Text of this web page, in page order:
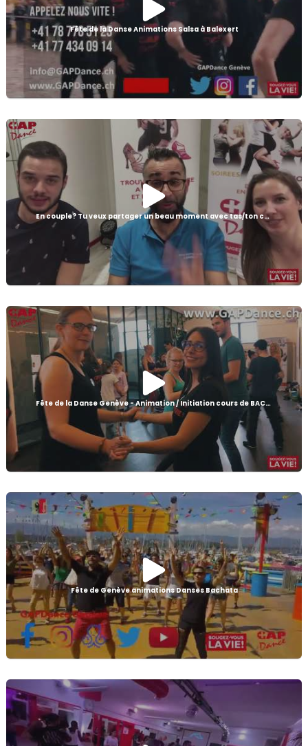
Fête de la Danse Animations Salsa à Balexert
En couple? Tu veux partager un beau moment avec tas/ton chéri(e)?
Fête de la Danse Genève - Animation / Initiation cours de BACHATA
Fête de Genève animations Danses Bachata